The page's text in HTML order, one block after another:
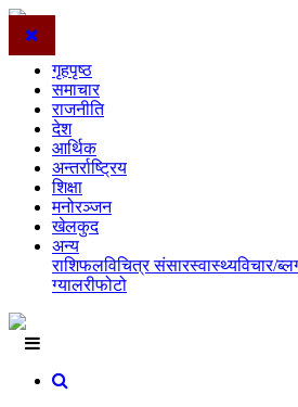
गृहपृष्ठ
समाचार
राजनीति
देश
आर्थिक
अन्तर्राष्ट्रिय
शिक्षा
मनोरञ्जन
खेलकुद
अन्य
राशिफलविचित्र संसारस्वास्थ्यविचार/
ग्यालरीफोटो